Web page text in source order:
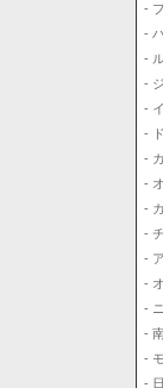
-
-
-
-
-
-
-
-
-
-
-
-
-
-
-
-